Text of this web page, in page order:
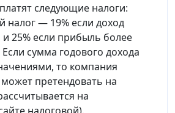
следующие налоги:
налог — 19% если доход
и 25% если прибыль более
Если сумма годового дохода
то компания
может претендовать на
на